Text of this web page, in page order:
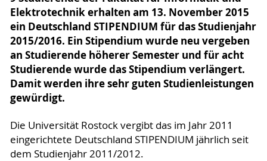
Elektrotechnik erhalten am 13. November 2015
ein Deutschland STIPENDIUM für das Studienjahr
2015/2016. Ein Stipendium wurde neu vergeben
an Studierende höherer Semester und für acht
Studierende wurde das Stipendium verlängert.
Damit werden ihre sehr guten Studienleistungen
gewürdigt.
Die Universität Rostock vergibt das im Jahr 2011
eingerichtete Deutschland STIPENDIUM jährlich seit
dem Studienjahr 2011/2012.